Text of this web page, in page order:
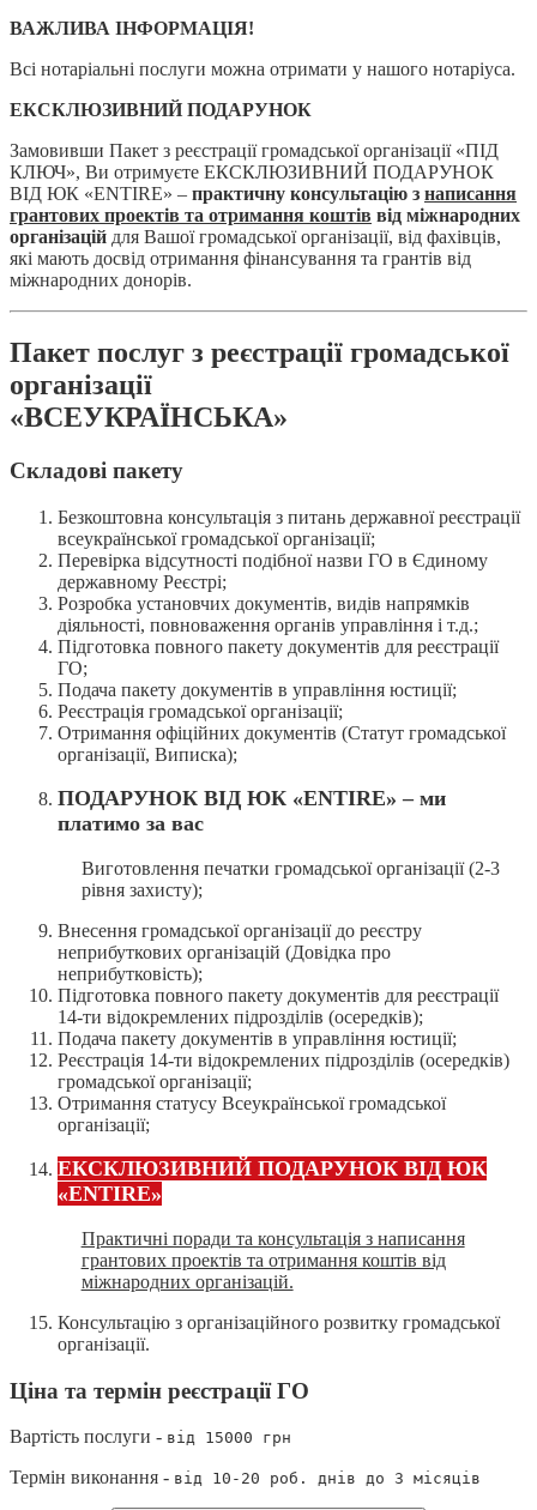
ВАЖЛИВА ІНФОРМАЦІЯ!
Всі нотаріальні послуги можна отримати у нашого нотаріуса.
ЕКСКЛЮЗИВНИЙ ПОДАРУНОК
Замовивши Пакет з реєстрації громадської організації «ПІД
КЛЮЧ», Ви отримуєте ЕКСКЛЮЗИВНИЙ ПОДАРУНОК
ВІД ЮК «ENTIRE» – практичну консультацію з написання
грантових проектів та отримання коштів від міжнародних
організацій для Вашої громадської організації, від фахівців,
які мають досвід отримання фінансування та грантів від
міжнародних донорів.
Пакет послуг з реєстрації громадської
організації
«ВСЕУКРАЇНСЬКА»
Складові пакету
Безкоштовна консультація з питань державної реєстрації
всеукраїнської громадської організації;
Перевірка відсутності подібної назви ГО в Єдиному
державному Реєстрі;
Розробка установчих документів, видів напрямків
діяльності, повноваження органів управління і т.д.;
Підготовка повного пакету документів для реєстрації
ГО;
Подача пакету документів в управління юстиції;
Реєстрація громадської організації;
Отримання офіційних документів (Статут громадської
організації, Виписка);
ПОДАРУНОК ВІД ЮК «ENTIRE» – ми
платимо за вас
Виготовлення печатки громадської організації (2-3
рівня захисту);
Внесення громадської організації до реєстру
неприбуткових організацій (Довідка про
неприбутковість);
Підготовка повного пакету документів для реєстрації
14-ти відокремлених підрозділів (осередків);
Подача пакету документів в управління юстиції;
Реєстрація 14-ти відокремлених підрозділів (осередків)
громадської організації;
Отримання статусу Всеукраїнської громадської
організації;
ЕКСКЛЮЗИВНИЙ ПОДАРУНОК ВІД ЮК
«ENTIRE»
Практичні поради та консультація з написання
грантових проектів та отримання коштів від
міжнародних організацій.
Консультацію з організаційного розвитку громадської
організації.
Ціна та термін реєстрації ГО
Вартість послуги - від 15000 грн
Термін виконання - від 10-20 роб. днів до 3 місяців